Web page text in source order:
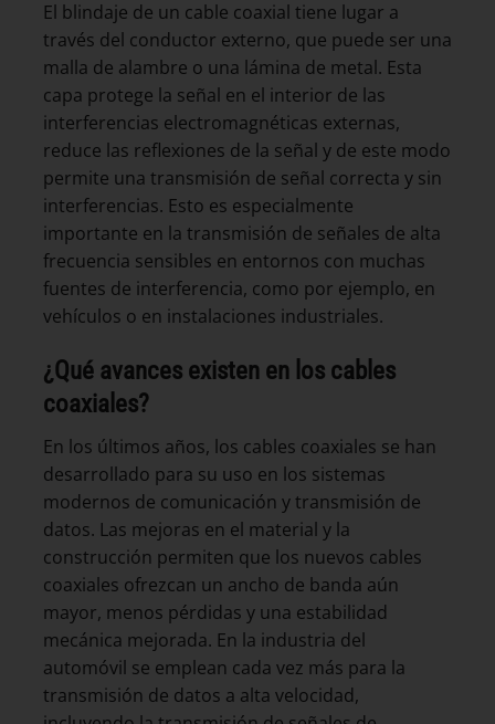
El blindaje de un cable coaxial tiene lugar a
través del conductor externo, que puede ser una
malla de alambre o una lámina de metal. Esta
capa protege la señal en el interior de las
interferencias electromagnéticas externas,
reduce las reflexiones de la señal y de este modo
permite una transmisión de señal correcta y sin
interferencias. Esto es especialmente
importante en la transmisión de señales de alta
frecuencia sensibles en entornos con muchas
fuentes de interferencia, como por ejemplo, en
vehículos o en instalaciones industriales.
¿Qué avances existen en los cables
coaxiales?
En los últimos años, los cables coaxiales se han
desarrollado para su uso en los sistemas
modernos de comunicación y transmisión de
datos. Las mejoras en el material y la
construcción permiten que los nuevos cables
coaxiales ofrezcan un ancho de banda aún
mayor, menos pérdidas y una estabilidad
mecánica mejorada. En la industria del
automóvil se emplean cada vez más para la
transmisión de datos a alta velocidad,